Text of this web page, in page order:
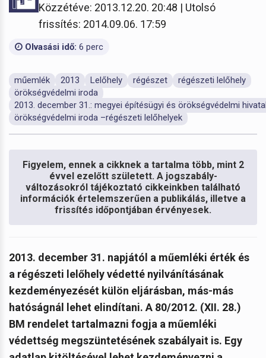
Közzétéve: 2013.12.20. 20:48 | Utolsó
frissítés: 2014.09.06. 17:59
Olvasási idő: 6 perc
műemlék 2013 Lelőhely régészet
régészeti lelőhely
örökségvédelmi iroda
2013. december 31.: megyei építésügyi és örökségvédelmi
örökségvédelmi iroda –régészeti lelőhelyek
Figyelem, ennek a cikknek a tartalma több, mint 2
évvel ezelőtt született. A jogszabály-
változásokról tájékoztató cikkeinkben található
információk értelemszerűen a publikálás, illetve a
frissítés időpontjában érvényesek.
2013. december 31. napjától a műemléki érték és
a régészeti lelőhely védetté nyilvánításának
kezdeményezését külön eljárásban, más-más
hatóságnál lehet elindítani. A 80/2012. (XII. 28.)
BM rendelet tartalmazni fogja a műemléki
védettség megszüntetésének szabályait is. Egy